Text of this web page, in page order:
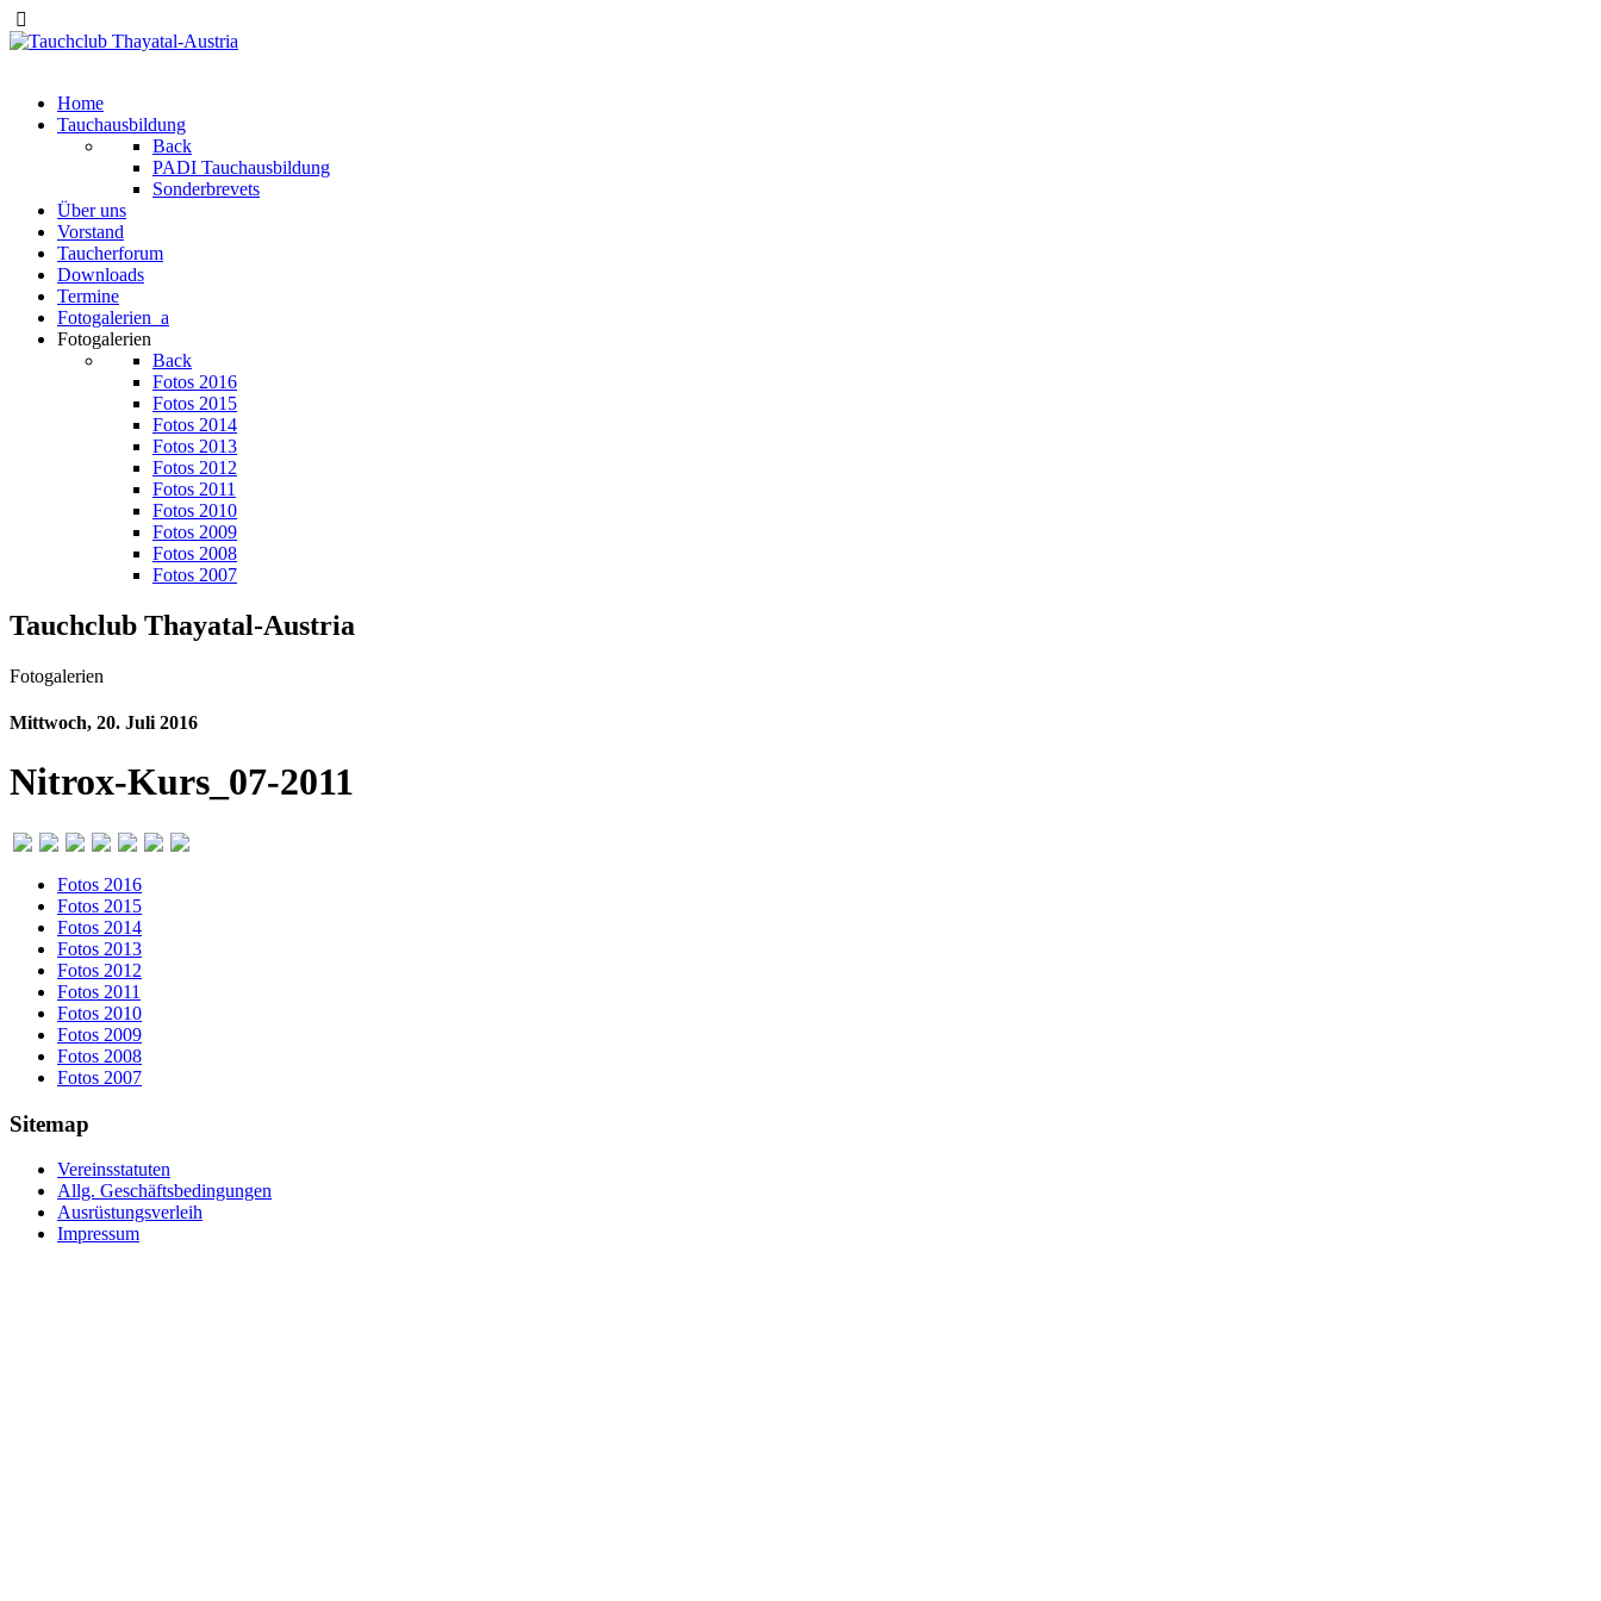
Home
Tauchausbildung
Back
PADI Tauchausbildung
Sonderbrevets
Über uns
Vorstand
Taucherforum
Downloads
Termine
Fotogalerien_a
Fotogalerien
Back
Fotos 2016
Fotos 2015
Fotos 2014
Fotos 2013
Fotos 2012
Fotos 2011
Fotos 2010
Fotos 2009
Fotos 2008
Fotos 2007
Tauchclub Thayatal-Austria
Fotogalerien
Mittwoch, 20. Juli 2016
Nitrox-Kurs_07-2011
Fotos 2016
Fotos 2015
Fotos 2014
Fotos 2013
Fotos 2012
Fotos 2011
Fotos 2010
Fotos 2009
Fotos 2008
Fotos 2007
Sitemap
Vereinsstatuten
Allg. Geschäftsbedingungen
Ausrüstungsverleih
Impressum